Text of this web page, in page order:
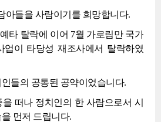
아들을 사람이기를 희망합니다.
타 탈락에 이어 7월 가로림만 국가
업이 타당성 재조사에서 탈락하였
들의 공통된 공약이었습니다.
떠나 정치인의 한 사람으로서 시
먼저 드립니다.